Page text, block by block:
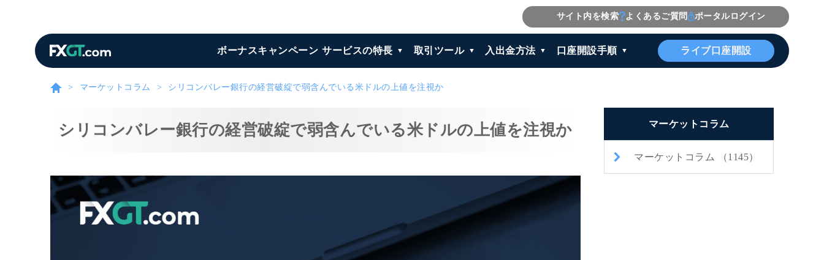
サイト内を検索 よくあるご質問 ポータルログイン
ボーナスキャンペーン サービスの特長 取引ツール 入出金方法 口座開設手順 ライブ口座開設
マーケットコラム シリコンバレー銀行の経営破綻で弱含んでいる米ドルの上値を注視か
シリコンバレー銀行の経営破綻で弱含んでいる米ドルの上値を注視か マーケットコラム
マーケットコラム （1145）